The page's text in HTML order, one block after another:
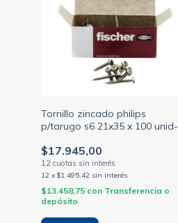
Tornillo zincado philips
p/tarugo s6 21x35 x 100 unid-
$17.945,00
12 x$1.495,42 sin interés
$13.458,75 con Transferencia o
depósito